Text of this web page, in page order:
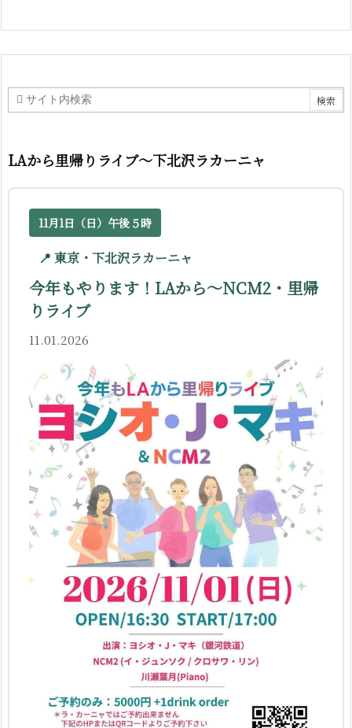
LAから里帰りライブ〜下北沢ラカーニャ
11月1日（日）午後５時
📍 東京・下北沢ラカーニャ
今年もやります！LAから〜NCM2・里帰
りライブ
11.01.2026